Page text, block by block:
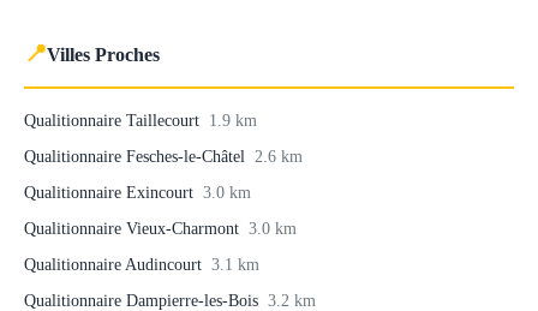
📍Villes Proches
Qualitionnaire Taillecourt 1.9 km
Qualitionnaire Fesches-le-Châtel 2.6 km
Qualitionnaire Exincourt 3.0 km
Qualitionnaire Vieux-Charmont 3.0 km
Qualitionnaire Audincourt 3.1 km
Qualitionnaire Dampierre-les-Bois 3.2 km